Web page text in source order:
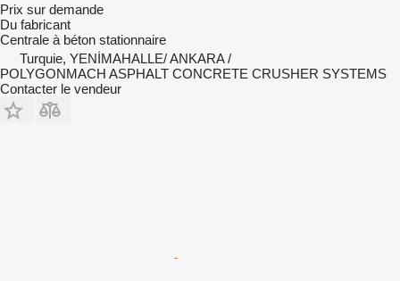
Prix sur demande
Du fabricant
Centrale à béton stationnaire
Turquie, YENİMAHALLE/ ANKARA /
POLYGONMACH ASPHALT CONCRETE CRUSHER SYSTEMS
Contacter le vendeur